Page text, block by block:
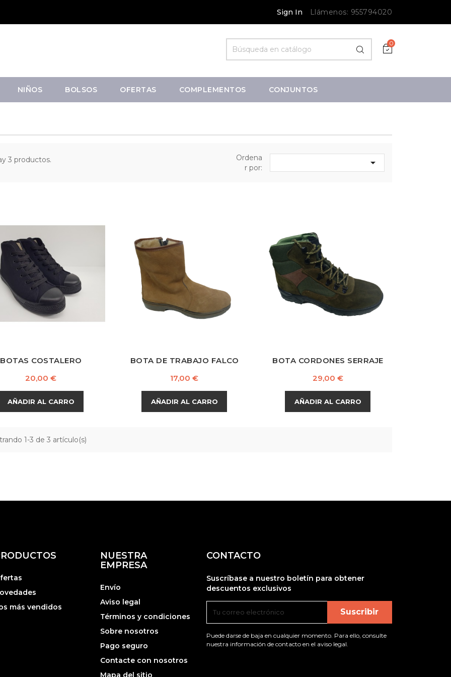
Sign In Llámenos: 955794020
0
NIÑOS BOLSOS OFERTAS COMPLEMENTOS CONJUNTOS
3 productos.
Ordena
r por:

BlancoNegro
BOTAS COSTALERO
Precio
20,00 €
AÑADIR AL CARRO
Oscuro
BOTA DE TRABAJO FALCO
Precio
17,00 €
AÑADIR AL CARRO
Verde
Oscuro
BOTA CORDONES SERRAJE
Precio
29,00 €
AÑADIR AL CARRO
1-3 de 3 artículo(s)
más vendidos
NUESTRA
EMPRESA
Envío
Aviso legal
Términos y condiciones
Sobre nosotros
Pago seguro
Contacte con nosotros
Mapa del sitio
CONTACTO
Suscríbase a nuestro boletín para obtener
descuentos exclusivos
Puede darse de baja en cualquier momento. Para ello, consulte
nuestra información de contacto en el aviso legal.